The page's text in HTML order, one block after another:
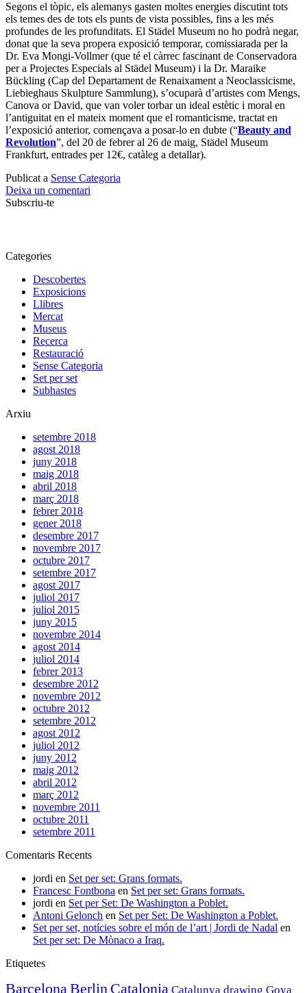
Segons el tòpic, els alemanys gasten moltes energies discutint tots
els temes des de tots els punts de vista possibles, fins a les més
profundes de les profunditats. El Städel Museum no ho podrà negar,
donat que la seva propera exposició temporar, comissiarada per la
Dr. Eva Mongi-Vollmer (que té el càrrec fascinant de Conservadora
per a Projectes Especials al Städel Museum) i la Dr. Maraike
Bückling (Cap del Departament de Renaixament a Neoclassicisme,
Liebieghaus Skulpture Sammlung), s’ocuparà d’artistes com Mengs,
Canova or David, que van voler torbar un ideal estètic i moral en
l’antiguitat en el mateix moment que el romanticisme, tractat en
l’exposició anterior, començava a posar-lo en dubte (“Beauty and
Revolution”, del 20 de febrer al 26 de maig, Städel Museum
Frankfurt, entrades per 12€, catàleg a detallar).
Publicat a Sense Categoria
Deixa un comentari
Subscriu-te
Categories
Descobertes
Exposicions
Llibres
Mercat
Museus
Recerca
Restauració
Sense Categoria
Set per set
Subhastes
Arxiu
setembre 2018
agost 2018
juny 2018
maig 2018
abril 2018
març 2018
febrer 2018
gener 2018
desembre 2017
novembre 2017
octubre 2017
setembre 2017
agost 2017
juliol 2017
juliol 2015
juny 2015
novembre 2014
agost 2014
juliol 2014
febrer 2013
desembre 2012
novembre 2012
octubre 2012
setembre 2012
agost 2012
juliol 2012
juny 2012
maig 2012
abril 2012
març 2012
novembre 2011
octubre 2011
setembre 2011
Comentaris Recents
jordi en Set per set: Grans formats.
Francesc Fontbona en Set per set: Grans formats.
jordi en Set per Set: De Washington a Poblet.
Antoni Gelonch en Set per Set: De Washington a Poblet.
Set per set, notícies sobre el món de l’art | Jordi de Nadal en
Set per set: De Mònaco a Iraq.
Etiquetes
Barcelona Berlin Catalonia Catalunya drawing Goya